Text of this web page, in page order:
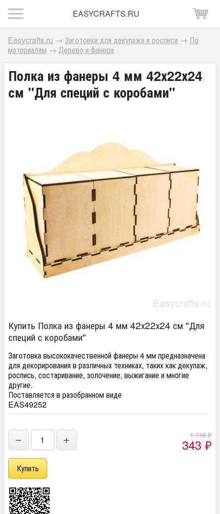
EASYCRAFTS.RU
Easycrafts.ru → Заготовки для декупажа и росписи → По
материалам → Дерево и фанера
Полка из фанеры 4 мм 42х22х24
см "Для специй с коробами"
Купить Полка из фанеры 4 мм 42х22х24 см "Для
специй с коробами"
Заготовка высококачественной фанеры 4 мм предназначена
для декорирования в различных техниках, таких как декупаж,
роспись, состаривание, золочение, выжигание и многие
другие.
Поставляется в разобранном виде
EAS49252
− + 1 716₽
343 ₽